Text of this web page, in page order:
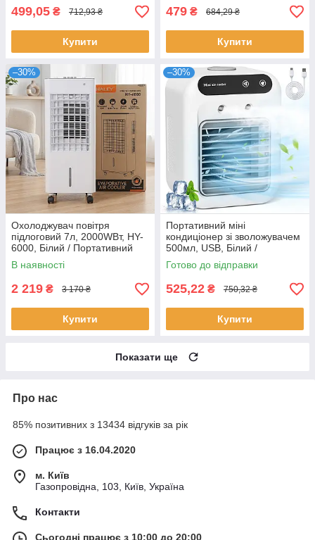
499,05 ₴ 712,93 ₴
Купити
479 ₴ 684,29 ₴
Купити
–30%
Охолоджувач повітря
підлоговий 7л, 2000WВт, HY-
6000, Білий / Портативний
кондиціонер на колесах /
Кліматичний комплекс
В наявності
2 219 ₴ 3 170 ₴
Купити
–30%
Портативний міні
кондиціонер зі зволожувачем
500мл, USB, Білий /
Настільний вентилятор /
Охолоджувач повітря
Готово до відправки
525,22 ₴ 750,32 ₴
Купити
Показати ще
Про нас
85% позитивних з 13434 відгуків за рік
Працює з 16.04.2020
м. Київ
Газопровідна, 103, Київ, Україна
Контакти
Сьогодні працює з 10:00 до 20:00